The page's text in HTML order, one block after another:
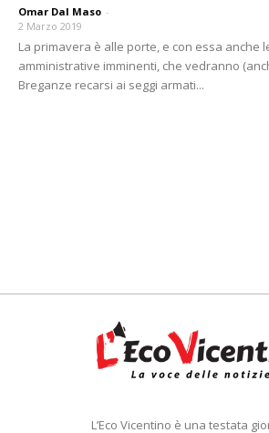
Omar Dal Maso -
2 Marzo 2019
La primavera è alle porte, e con essa anche
amministrative imminenti, che vedranno
Breganze recarsi ai seggi armati...
L’Eco Vicentino è una testata